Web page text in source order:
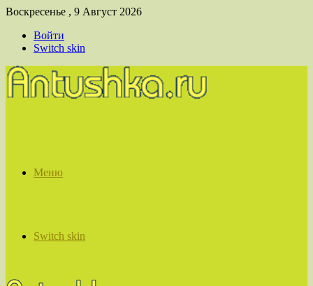
Воскресенье , 9 Август 2026
Войти
Switch skin
Меню
Switch skin